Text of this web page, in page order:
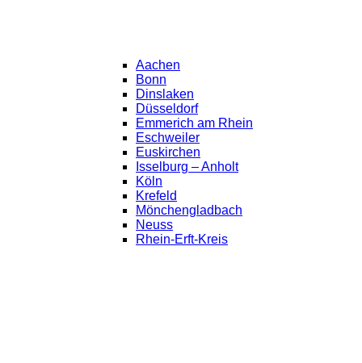
Aachen
Bonn
Dinslaken
Düsseldorf
Emmerich am Rhein
Eschweiler
Euskirchen
Isselburg – Anholt
Köln
Krefeld
Mönchengladbach
Neuss
Rhein-Erft-Kreis